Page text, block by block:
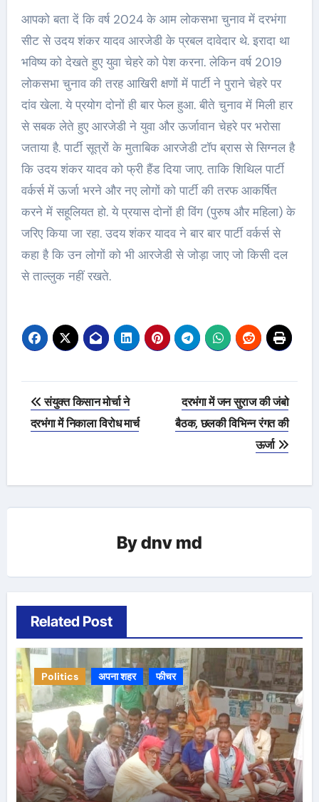
आपको बता दें कि वर्ष 2024 के आम लोकसभा चुनाव में दरभंगा
सीट से उदय शंकर यादव आरजेडी के प्रबल दावेदार थे. इरादा था
भविष्य को देखते हुए युवा चेहरे को पेश करना. लेकिन वर्ष 2019
लोकसभा चुनाव की तरह आखिरी क्षणों में पार्टी ने पुराने चेहरे पर
दांव खेला. ये प्रयोग दोनों ही बार फेल हुआ. बीते चुनाव में मिली हार
से सबक लेते हुए आरजेडी ने युवा और ऊर्जावान चेहरे पर भरोसा
जताया है. पार्टी सूत्रों के मुताबिक आरजेडी टॉप ब्रास से सिग्नल है
कि उदय शंकर यादव को फ्री हैंड दिया जाए. ताकि शिथिल पार्टी
वर्कर्स में ऊर्जा भरने और नए लोगों को पार्टी की तरफ आकर्षित
करने में सहूलियत हो. ये प्रयास दोनों ही विंग (पुरुष और महिला) के
जरिए किया जा रहा. उदय शंकर यादव ने बार बार पार्टी वर्कर्स से
कहा है कि उन लोगों को भी आरजेडी से जोड़ा जाए जो किसी दल
से ताल्लुक नहीं रखते.
Post
navigation
संयुक्त किसान मोर्चा ने
दरभंगा में निकाला विरोध मार्च
दरभंगा में जन सुराज की जंबो
बैठक, छलकी विभिन्न रंगत की
ऊर्जा
Bydnv md
Related Post
Politics अपना शहर फीचर